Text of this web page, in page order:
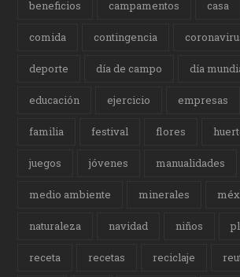
beneficios campamentos casa
comida contingencia
deporte día de campo día
educación ejercicio empresas
familia festival flores
juegos jóvenes manualidades
medio ambiente minerales
naturaleza navidad niños
receta recetas reciclaje